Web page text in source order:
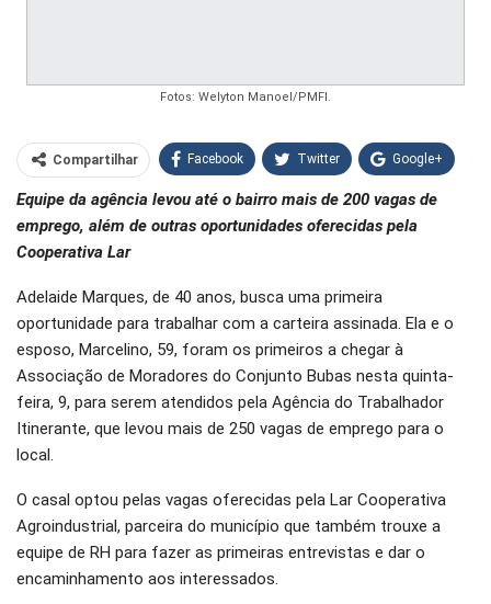
Fotos: Welyton Manoel/PMFI.
Compartilhar Facebook Twitter Google+
WhatsApp Pinterest
Equipe da agência levou até o bairro mais de 200 vagas de
emprego, além de outras oportunidades oferecidas pela
Cooperativa Lar
Adelaide Marques, de 40 anos, busca uma primeira
oportunidade para trabalhar com a carteira assinada. Ela e o
esposo, Marcelino, 59, foram os primeiros a chegar à
Associação de Moradores do Conjunto Bubas nesta quinta-
feira, 9, para serem atendidos pela Agência do Trabalhador
Itinerante, que levou mais de 250 vagas de emprego para o
local.
O casal optou pelas vagas oferecidas pela Lar Cooperativa
Agroindustrial, parceira do município que também trouxe a
equipe de RH para fazer as primeiras entrevistas e dar o
encaminhamento aos interessados.